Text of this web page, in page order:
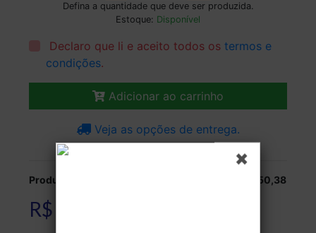
Defina a quantidade que deve ser produzida.
Estoque: Disponível
Declaro que li e aceito todos ostermos e
condições.
Adicionar ao carrinho
Veja as opções de entrega.
Produção: R$ 50,38
R$ 50,38